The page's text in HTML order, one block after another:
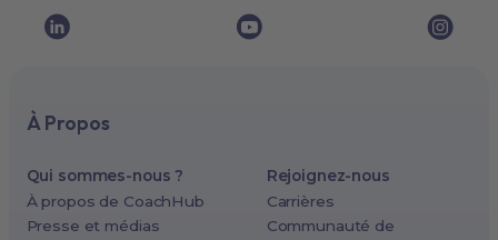
À Propos
Qui sommes-nous ?
À propos de CoachHub
Presse et médias
Rejoignez-nous
Carrières
Communauté de